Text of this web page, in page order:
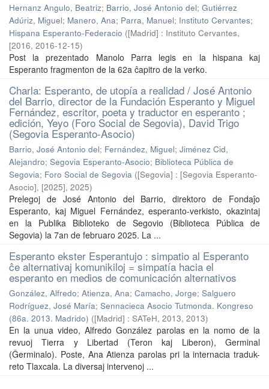
Hernanz Angulo, Beatriz; Barrio, José Antonio del; Gutiérrez
Adúriz, Miguel; Manero, Ana; Parra, Manuel; Instituto Cervantes;
Hispana Esperanto-Federacio ([Madrid] : Instituto Cervantes,
[2016, 2016-12-15)
Post la prezentado Manolo Parra legis en la hispana kaj
Esperanto fragmenton de la 62a ĉapitro de la verko.
Charla: Esperanto, de utopía a realidad / José Antonio
del Barrio, director de la Fundación Esperanto y Miguel
Fernández, escritor, poeta y traductor en esperanto ;
edición, Yeyo (Foro Social de Segovia), David Trigo
(Segovia Esperanto-Asocio)
Barrio, José Antonio del; Fernández, Miguel; Jiménez Cid,
Alejandro; Segovia Esperanto-Asocio; Biblioteca Pública de
Segovia; Foro Social de Segovia ([Segovia] : [Segovia Esperanto-
Asocio], [2025], 2025)
Prelegoj de José Antonio del Barrio, direktoro de Fondaĵo
Esperanto, kaj Miguel Fernández, esperanto-verkisto, okazintaj
en la Publika Biblioteko de Segovio (Biblioteca Pública de
Segovia) la 7an de februaro 2025. La ...
Esperanto ekster Esperantujo : simpatio al Esperanto
ĉe alternativaj komunikiloj = simpatía hacia el
esperanto en medios de comunicación alternativos
González, Alfredo; Atienza, Ana; Camacho, Jorge; Salguero
Rodríguez, José María; Sennacieca Asocio Tutmonda. Kongreso
(86a. 2013. Madrido) ([Madrid] : SATeH, 2013, 2013)
En la unua video, Alfredo González parolas en la nomo de la
revuoj Tierra y Libertad (Teron kaj Liberon), Germinal
(Ĝerminalo). Poste, Ana Atienza parolas pri la internacia traduk-
reto Tlaxcala. La diversaj intervenoj ...